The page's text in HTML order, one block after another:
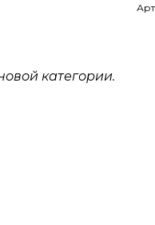
категории.